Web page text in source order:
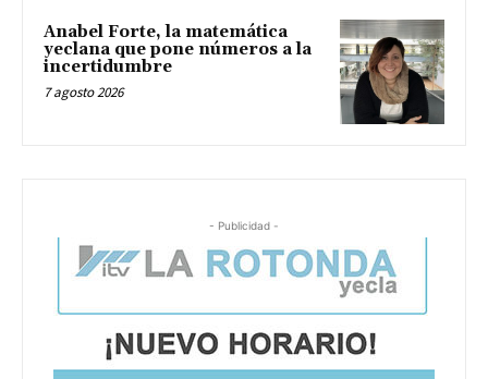
Anabel Forte, la matemática
yeclana que pone números a la
incertidumbre
7 agosto 2026
- Publicidad -